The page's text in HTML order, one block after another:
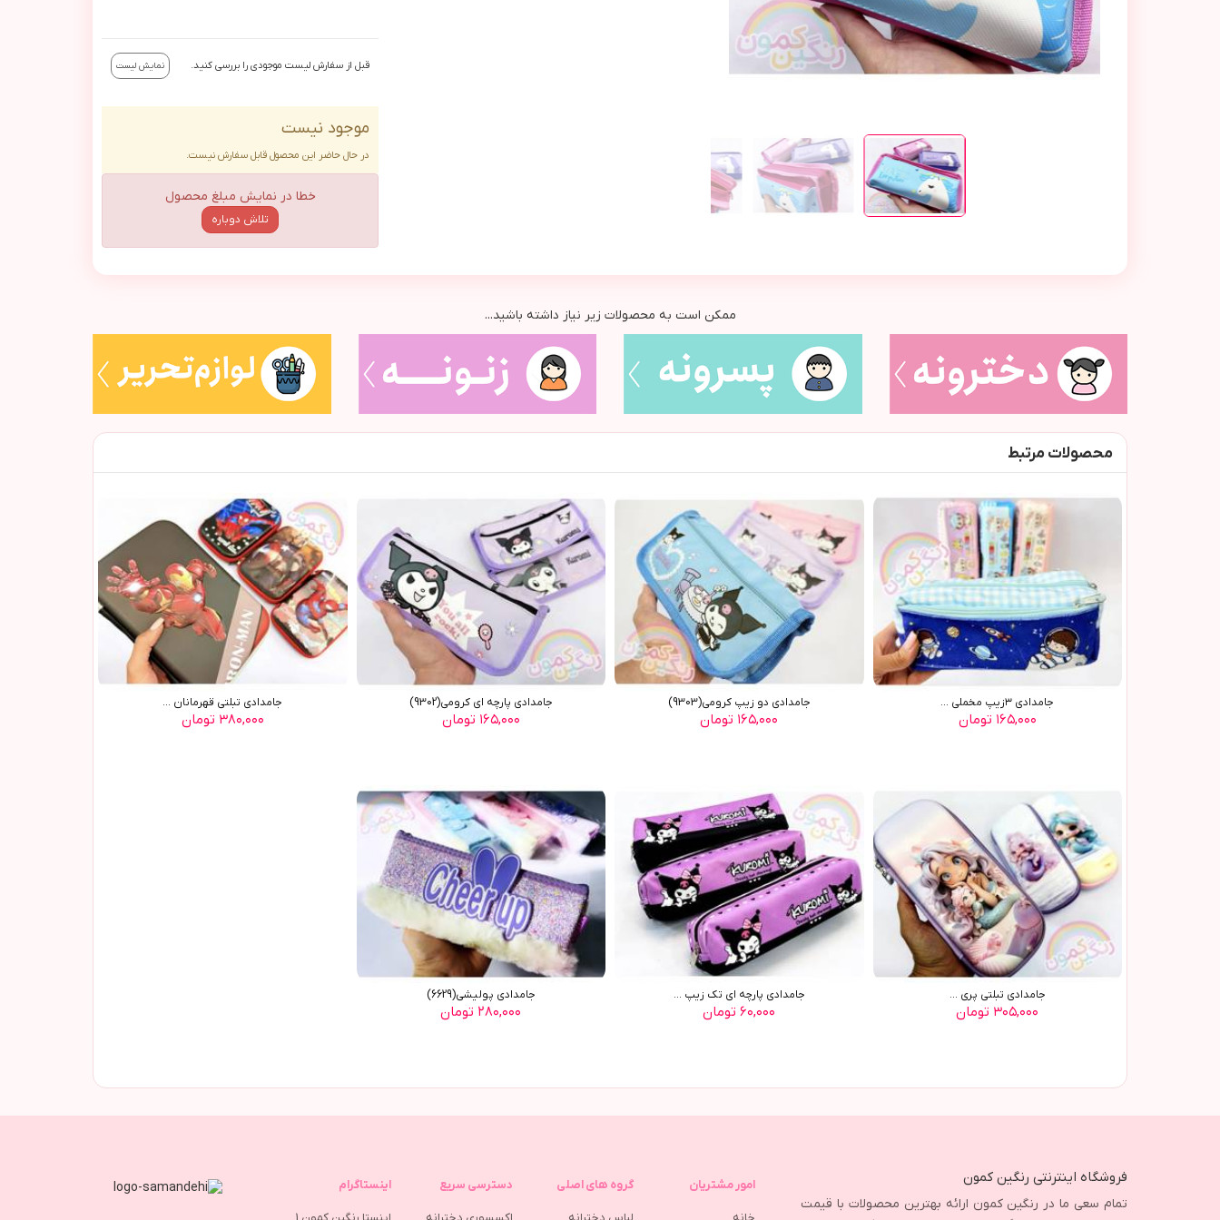
قبل از سفارش لیست موجودی را بررسی کنید. نمایش لیست
موجود نیست
در حال حاضر این محصول قابل سفارش نیست.
خطا در نمایش مبلغ محصول
تلاش دوباره
ممکن است به محصولات زیر نیاز داشته باشید...
محصولات مرتبط
جامدادي ٣زيپ مخملي ...
۱۶۵,۰۰۰ تومان
جامدادي دو زيپ کرومي(9303)
۱۶۵,۰۰۰ تومان
جامدادي پارچه اي کرومي(9302)
۱۶۵,۰۰۰ تومان
جامدادي تبلتي قهرمانان ...
۳۸۰,۰۰۰ تومان
جامدادي تبلتي پري ...
۳۰۵,۰۰۰ تومان
جامدادی پارچه ای تک زیپ ...
۶۰,۰۰۰ تومان
جامدادی پولیشی(6629)
۲۸۰,۰۰۰ تومان
فروشگاه اینترنتی رنگین کمون
تمام سعی ما در رنگین کمون ارائه بهترین محصولات با قیمت
امور مشتریان گروه های اصلی دسترسی سریع اینستاگرام